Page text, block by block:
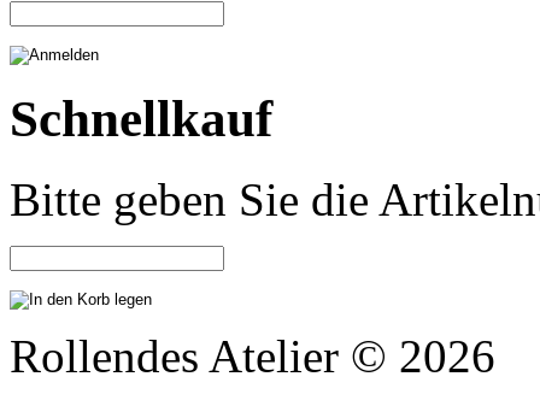
Schnellkauf
Bitte geben Sie die
Rollendes Atelier © 2026